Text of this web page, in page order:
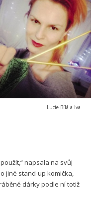
Lucie Bílá a Iva
napsala na svůj
jiné stand-up komička,
dárky podle ní totiž